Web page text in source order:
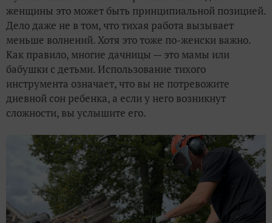
женщины это может быть принципиальной позицией.
Дело даже не в том, что тихая работа вызывает
меньше волнений. Хотя это тоже по-женски важно.
Как правило, многие дачницы — это мамы или
бабушки с детьми. Использование тихого
инструмента означает, что вы не потревожите
дневной сон ребенка, а если у него возникнут
сложности, вы услышите его.